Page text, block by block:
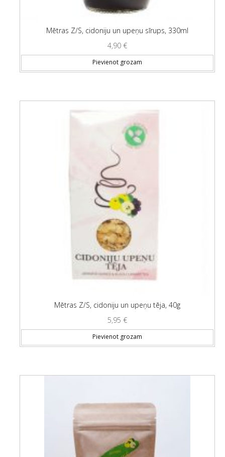
Mētras Z/S, cidoniju un upeņu sīrups, 330ml
4,90 €
Pievienot grozam
Mētras Z/S, cidoniju un upeņu tēja, 40g
5,95 €
Pievienot grozam